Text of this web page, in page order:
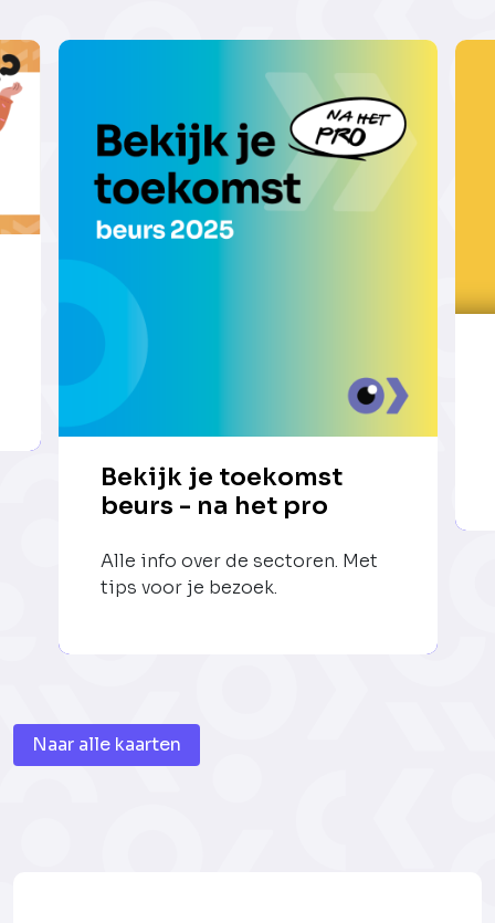
Bekijk je toekomst
beurs - na het pro
Alle info over de sectoren. Met
tips voor je bezoek.
Naar alle kaarten